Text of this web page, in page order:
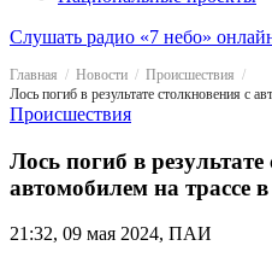
Слушать радио «7 небо»
Главная Новости
Происшествия
Происшествия
Лось погиб в
автомобилем на трассе
21:32, 09 мая 2024, ПАИ